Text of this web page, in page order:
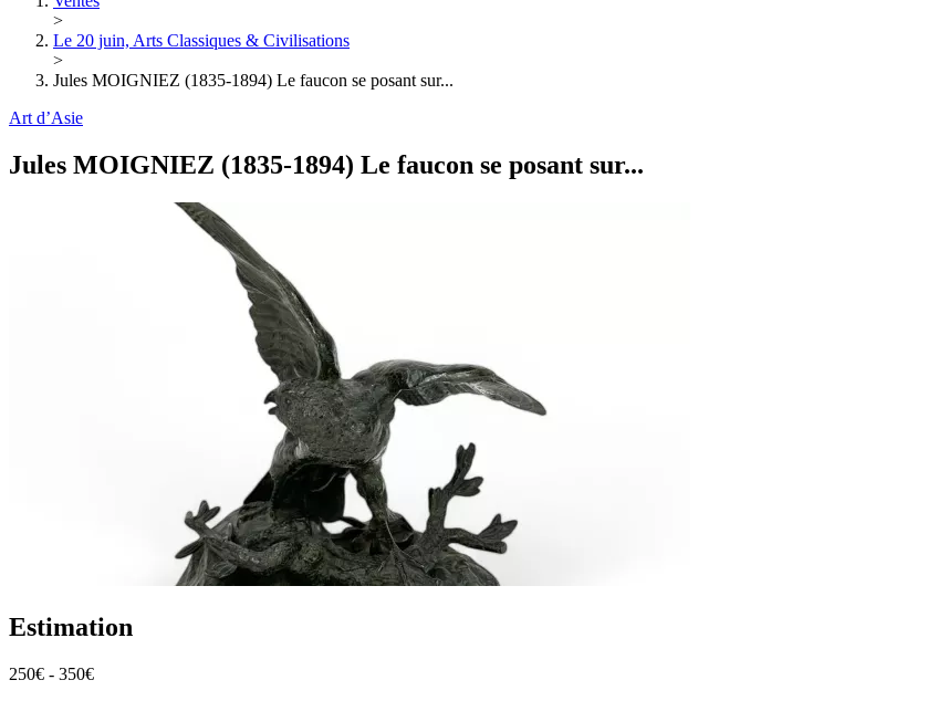
>
Le 20 juin, Arts Classiques & Civilisations
>
Jules MOIGNIEZ (1835-1894) Le faucon se posant sur...
Art d’Asie
Jules MOIGNIEZ (1835-1894) Le faucon se posant sur...
Estimation
250€ - 350€